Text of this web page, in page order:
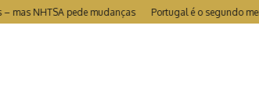
pede mudanças Portugal é o segundo mercado